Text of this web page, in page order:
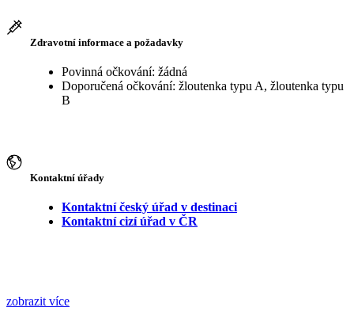
Zdravotní informace a požadavky
Povinná očkování: žádná
Doporučená očkování: žloutenka typu A, žloutenka typu
B
Kontaktní úřady
Kontaktní český úřad v destinaci
Kontaktní cizí úřad v ČR
zobrazit více